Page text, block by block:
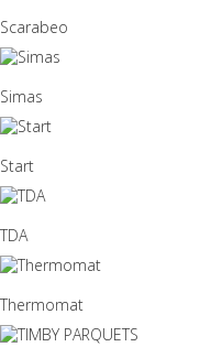
Scarabeo
Simas
Start
TDA
Thermomat